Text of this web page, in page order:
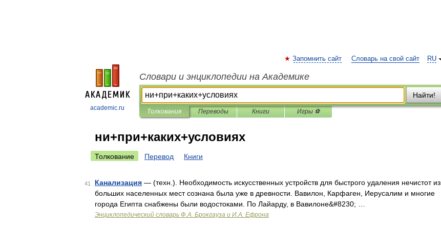
academic.ru
RU
Запомнить сайт Словарь на свой сайт
Словари и энциклопедии на Академике
Найти!
Толкования Переводы Книги Игры ⚽
ни+при+каких+условиях
Толкование Перевод Книги
41 Канализация — (техн.). Необходимость искусственных устройств для быстрого удаления нечистот из
больших населенных мест сознана была уже в древности. Вавилон, Карфаген, Иерусалим и многие
города Египта снабжены были водостоками. По Лайарду, в Вавилоне&#8230; …
Энциклопедический словарь Ф.А. Брокгауза и И.А. Ефрона